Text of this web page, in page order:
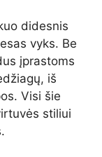
didesnis
vyks. Be
įprastoms
iš
Visi šie
stiliui